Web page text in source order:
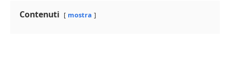
Contenuti mostra